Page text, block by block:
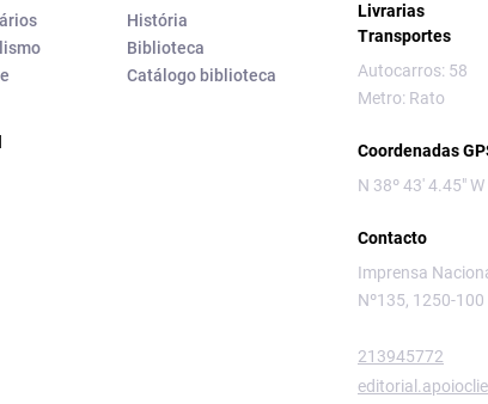
História
Biblioteca
Catálogo biblioteca
Livrarias
Transportes
Autocarros: 58
Metro: Rato
Coordenadas
N 38º 43' 4.45"
Contacto
Imprensa
Nº135, 1250-
213945772